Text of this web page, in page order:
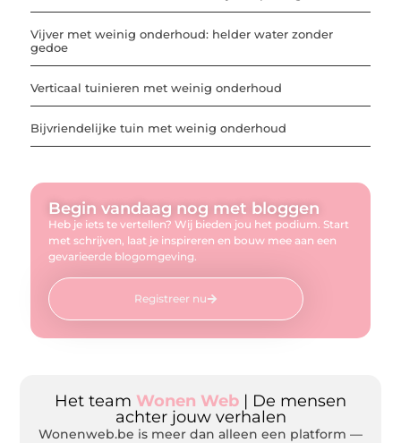
Vijver met weinig onderhoud: helder water zonder
gedoe
Verticaal tuinieren met weinig onderhoud
Bijvriendelijke tuin met weinig onderhoud
Begin vandaag nog met bloggen
Heb je iets te vertellen? Wij bieden jou het podium. Start
met schrijven, laat je inspireren en bouw mee aan een
gevarieerde blogomgeving.
Registreer nu
Het team Wonen Web | De mensen
achter jouw verhalen
Wonenweb.be is meer dan alleen een platform —